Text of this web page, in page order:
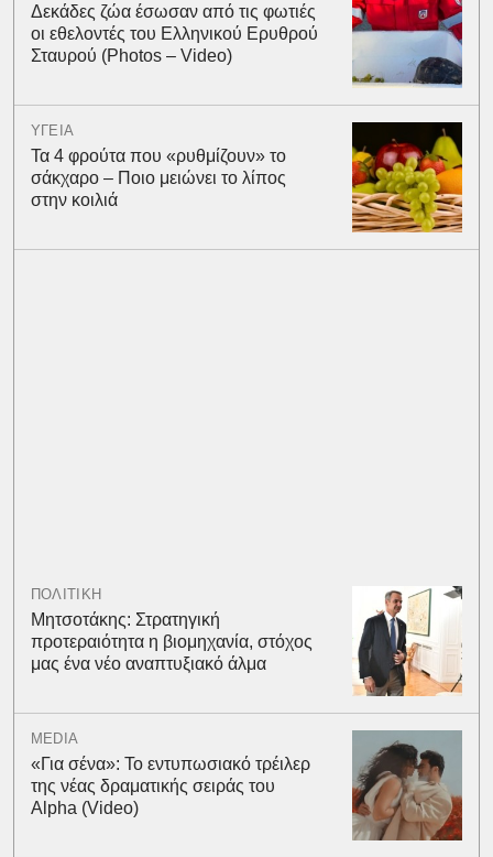
Δεκάδες ζώα έσωσαν από τις φωτιές
οι εθελοντές του Ελληνικού Ερυθρού
Σταυρού (Photos – Video)
ΥΓΕΙΑ
Τα 4 φρούτα που «ρυθμίζουν» το
σάκχαρο – Ποιο μειώνει το λίπος
στην κοιλιά
ΠΟΛΙΤΙΚΗ
Μητσοτάκης: Στρατηγική
προτεραιότητα η βιομηχανία, στόχος
μας ένα νέο αναπτυξιακό άλμα
MEDIA
«Για σένα»: Το εντυπωσιακό τρέιλερ
της νέας δραματικής σειράς του
Alpha (Video)